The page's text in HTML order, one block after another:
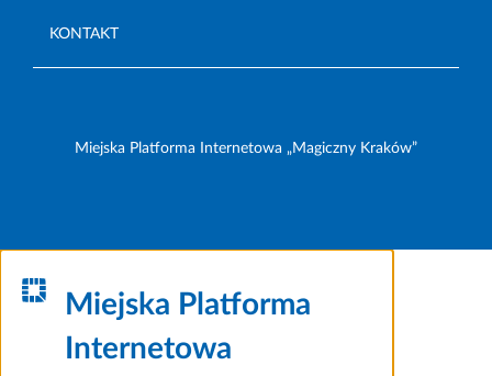
KONTAKT
Miejska Platforma Internetowa „Magiczny Kraków”
Miejska Platforma
Internetowa